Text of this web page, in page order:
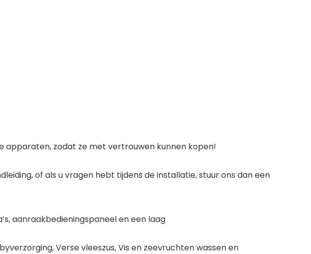
apparaten, zodat ze met vertrouwen kunnen kopen!
of als u vragen hebt tijdens de installatie, stuur ons dan een
aanraakbedieningspaneel en een laag
Verse vleeszus, Vis en zeevruchten wassen en